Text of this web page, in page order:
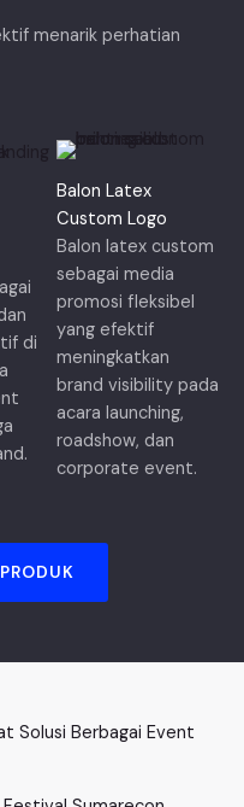
menarik perhatian
di
Balon Latex
Custom Logo
Balon latex custom
sebagai media
promosi fleksibel
yang efektif
meningkatkan
brand visibility pada
acara launching,
roadshow, dan
corporate event.
Solusi Berbagai Event